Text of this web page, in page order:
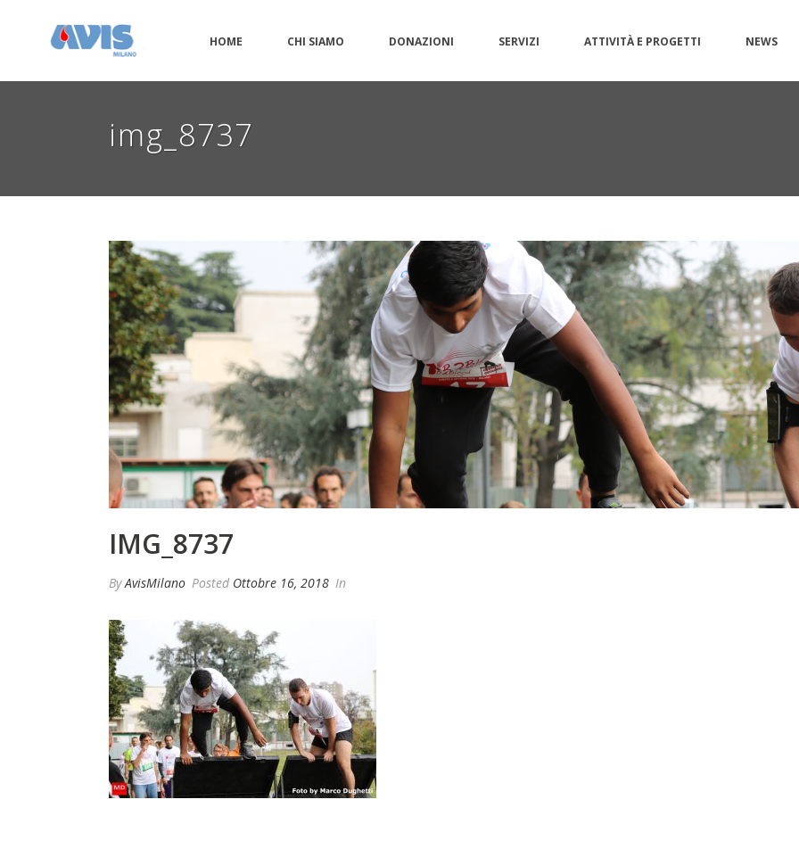
HOME CHI SIAMO DONAZIONI SERVIZI ATTIVITÀ E PROGETTI NEWS
img_8737
IMG_8737
ByAvisMilano Posted Ottobre 16, 2018 In